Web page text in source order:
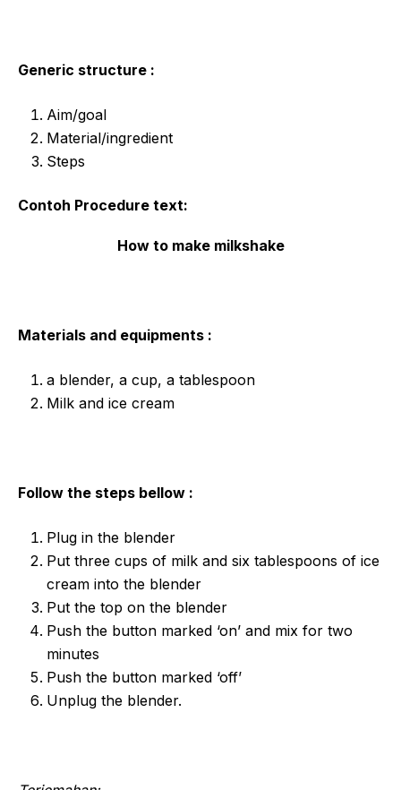
Generic structure :
Aim/goal
Material/ingredient
Steps
Contoh Procedure text:
How to make milkshake
Materials and equipments :
a blender, a cup, a tablespoon
Milk and ice cream
Follow the steps bellow :
Plug in the blender
Put three cups of milk and six tablespoons of ice
cream into the blender
Put the top on the blender
Push the button marked ‘on’ and mix for two
minutes
Push the button marked ‘off’
Unplug the blender.